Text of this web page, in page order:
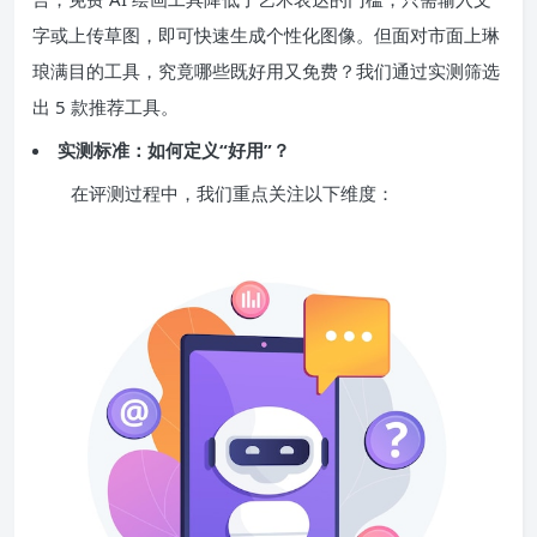
字或上传草图，即可快速生成个性化图像。但面对市面上琳
琅满目的工具，究竟哪些既好用又免费？我们通过实测筛选
出 5 款推荐工具。
实测标准：如何定义“好用”？
在评测过程中，我们重点关注以下维度：